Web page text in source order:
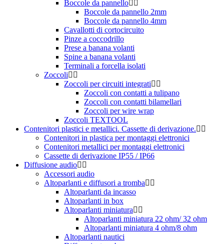
Boccole da pannello
Boccole da pannello 2mm
Boccole da pannello 4mm
Cavallotti di cortocircuito
Pinze a coccodrillo
Prese a banana volanti
Spine a banana volanti
Terminali a forcella isolati
Zoccoli
Zoccoli per circuiti integrati
Zoccoli con contatti a tulipano
Zoccoli con contatti bilamellari
Zoccoli per wire wrap
Zoccoli TEXTOOL
Contenitori plastici e metallici. Cassette di derivazione.
Contenitori in plastica per montaggi elettronici
Contenitori metallici per montaggi elettronici
Cassette di derivazione IP55 / IP66
Diffusione audio
Accessori audio
Altoparlanti e diffusori a tromba
Altoparlanti da incasso
Altoparlanti in box
Altoparlanti miniatura
Altoparlanti miniatura 22 ohm/ 32 ohm
Altoparlanti miniatura 4 ohm/8 ohm
Altoparlanti nautici